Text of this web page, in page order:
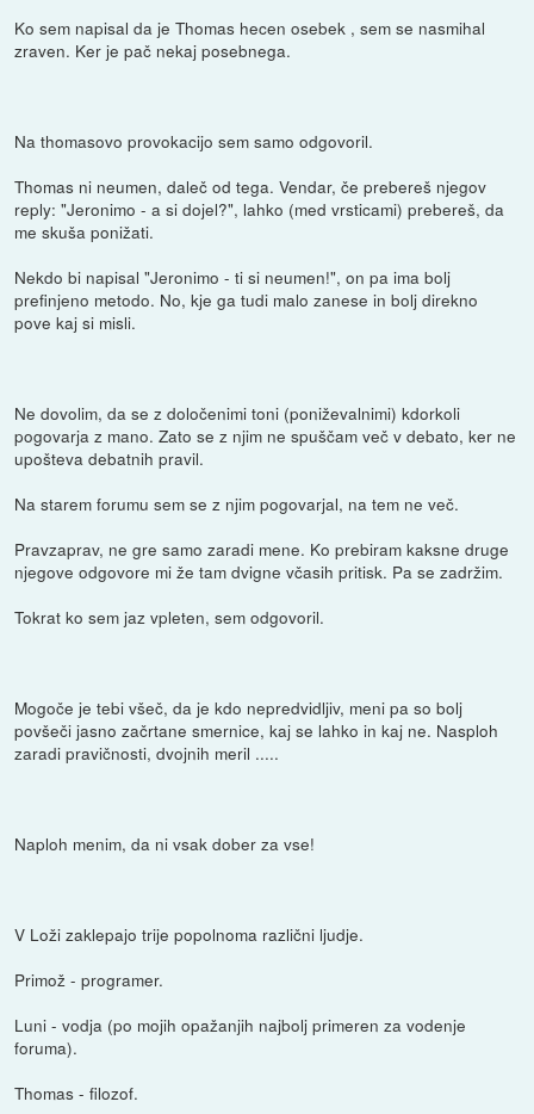
Ko sem napisal da je Thomas hecen osebek , sem se nasmihal
zraven. Ker je pač nekaj posebnega.
Na thomasovo provokacijo sem samo odgovoril.
Thomas ni neumen, daleč od tega. Vendar, če prebereš njegov
reply: "Jeronimo - a si dojel?", lahko (med vrsticami) prebereš, da
me skuša ponižati.
Nekdo bi napisal "Jeronimo - ti si neumen!", on pa ima bolj
prefinjeno metodo. No, kje ga tudi malo zanese in bolj direkno
pove kaj si misli.
Ne dovolim, da se z določenimi toni (poniževalnimi) kdorkoli
pogovarja z mano. Zato se z njim ne spuščam več v debato, ker ne
upošteva debatnih pravil.
Na starem forumu sem se z njim pogovarjal, na tem ne več.
Pravzaprav, ne gre samo zaradi mene. Ko prebiram kaksne druge
njegove odgovore mi že tam dvigne včasih pritisk. Pa se zadržim.
Tokrat ko sem jaz vpleten, sem odgovoril.
Mogoče je tebi všeč, da je kdo nepredvidljiv, meni pa so bolj
povšeči jasno začrtane smernice, kaj se lahko in kaj ne. Nasploh
zaradi pravičnosti, dvojnih meril .....
Naploh menim, da ni vsak dober za vse!
V Loži zaklepajo trije popolnoma različni ljudje.
Primož - programer.
Luni - vodja (po mojih opažanjih najbolj primeren za vodenje
foruma).
Thomas - filozof.